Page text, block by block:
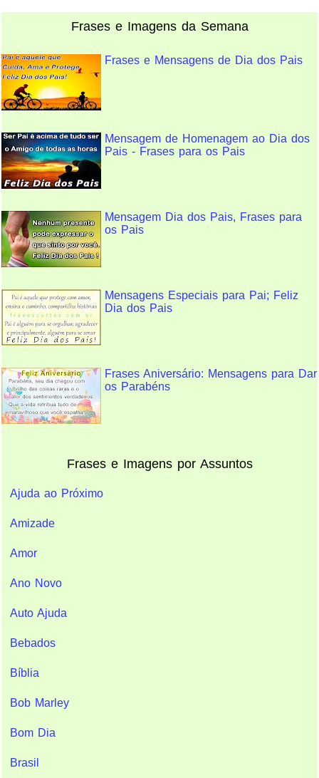
Frases e Imagens da Semana
Frases e Mensagens de Dia dos Pais
Mensagem de Homenagem ao Dia dos
Pais - Frases para os Pais
Mensagem Dia dos Pais, Frases para
os Pais
Mensagens Especiais para Pai; Feliz
Dia dos Pais
Frases Aniversário: Mensagens para Dar
os Parabéns
Frases e Imagens por Assuntos
Ajuda ao Próximo
Amizade
Amor
Ano Novo
Auto Ajuda
Bebados
Bíblia
Bob Marley
Bom Dia
Brasil